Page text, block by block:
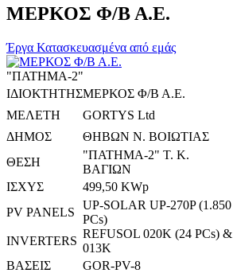
ΜΕΡΚΟΣ Φ/Β Α.Ε.
Έργα Κατασκευασμένα από εμάς
"ΠΑΤΗΜΑ-2"
ΙΔΙΟΚΤΗΤΗΣΜΕΡΚΟΣ Φ/Β Α.Ε.
ΜΕΛΕΤΗ
GORTYS Ltd
ΔΗΜΟΣ
ΘΗΒΩΝ Ν. ΒΟΙΩΤΙΑΣ
ΘΕΣΗ
"ΠΑΤΗΜΑ-2" Τ. Κ.
ΒΑΓΙΩΝ
ΙΣΧΥΣ
499,50 KWp
PV PANELS
UP-SOLAR UP-270P (1.850
PCs)
INVERTERS
REFUSOL 020K (24 PCs) &
013K
ΒΑΣΕΙΣ
GOR-PV-8